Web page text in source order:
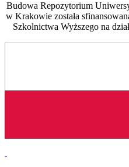
Budowa Repozytorium
w Krakowie została
Szkolnictwa Wyższego na